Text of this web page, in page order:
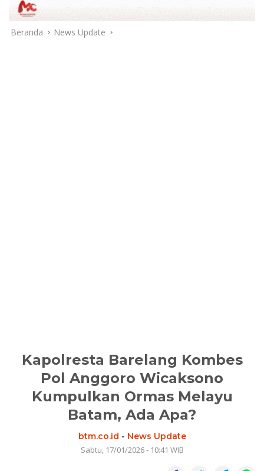
Beranda News Update
Kapolresta Barelang Kombes
Pol Anggoro Wicaksono
Kumpulkan Ormas Melayu
Batam, Ada Apa?
btm.co.id - News Update
Sabtu, 17/01/2026 - 10:41 WIB